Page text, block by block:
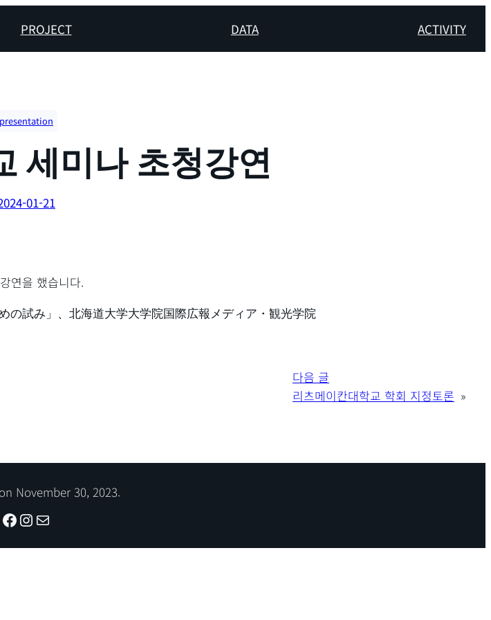
PROJECT DATA ACTIVITY
presentation
세미나 초청강연
01-21
연을 했습니다.
の試み」、北海道大学大学院国際広報メディア・観光学院
다음 글
리츠메이칸대학교 학회 지정토론 »
November 30, 2023.
Facebook
Instagram
메일